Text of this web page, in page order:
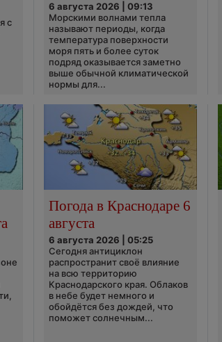
с
6 августа 2026 | 09:13
Морскими волнами тепла
называют периоды, когда
температура поверхности
моря пять и более суток
подряд оказывается заметно
выше обычной климатической
нормы для...
Погода в Краснодаре 6
августа
6 августа 2026 | 05:25
Сегодня антициклон
распространит своё влияние
на всю территорию
Краснодарского края. Облаков
в небе будет немного и
обойдётся без дождей, что
поможет солнечным...